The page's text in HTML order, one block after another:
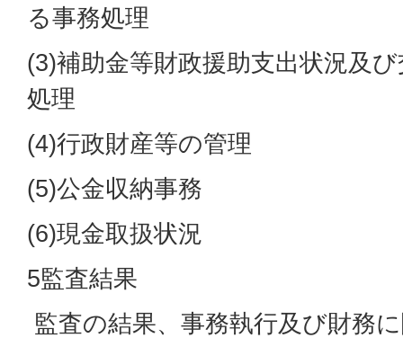
る事務処理
(3)補助金等財政援助支出状況及
処理
(4)行政財産等の管理
(5)公金収納事務
(6)現金取扱状況
5監査結果
監査の結果、事務執行及び財務